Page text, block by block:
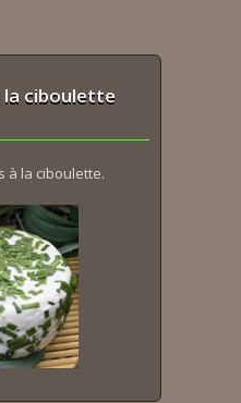
ciboulette
à la ciboulette.